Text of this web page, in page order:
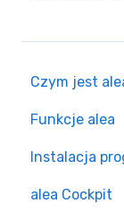
Czym jest
Funkcje alea
Instalacja
alea Cockpit